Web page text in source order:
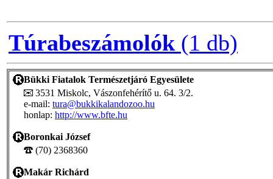
Túrabeszámolók (1 db)
Bükki Fiatalok Természetjáró Egyesülete
3531 Miskolc, Vászonfehérítő u. 64. 3/2.
e-mail: tura@bukkikalandozoo.hu
honlap: http://www.bfte.hu
Boronkai József
(70) 2368360
Makár Richárd